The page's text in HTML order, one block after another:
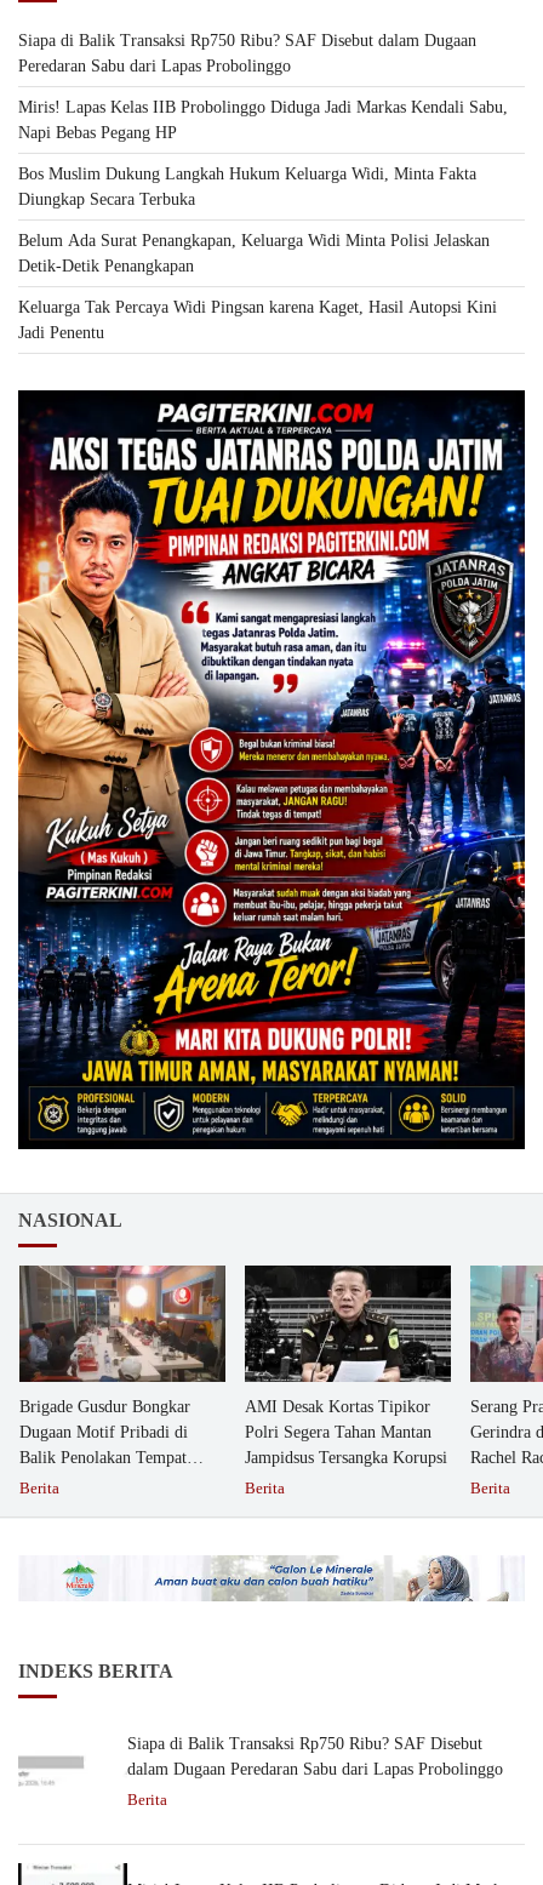
Siapa di Balik Transaksi Rp750 Ribu? SAF Disebut dalam Dugaan
Peredaran Sabu dari Lapas Probolinggo
Miris! Lapas Kelas IIB Probolinggo Diduga Jadi Markas Kendali Sabu,
Napi Bebas Pegang HP
Bos Muslim Dukung Langkah Hukum Keluarga Widi, Minta Fakta
Diungkap Secara Terbuka
Belum Ada Surat Penangkapan, Keluarga Widi Minta Polisi Jelaskan
Detik-Detik Penangkapan
Keluarga Tak Percaya Widi Pingsan karena Kaget, Hasil Autopsi Kini
Jadi Penentu
NASIONAL
Brigade Gusdur Bongkar
Dugaan Motif Pribadi di
Balik Penolakan Tempat
Ibadah GKJW Bangil
Berita
AMI Desak Kortas Tipikor
Polri Segera Tahan Mantan
Jampidsus Tersangka Korupsi
Berita
Serang
Gerindra
Rachel
Berita
INDEKS BERITA
Siapa di Balik Transaksi Rp750 Ribu? SAF Disebut
dalam Dugaan Peredaran Sabu dari Lapas Probolinggo
Berita